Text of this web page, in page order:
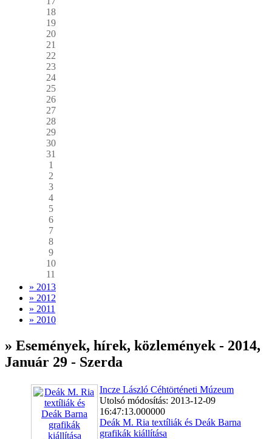
18
19
20
21
22
23
24
25
26
27
28
29
30
31
1
2
3
4
5
6
7
8
9
10
11
» 2013
» 2012
» 2011
» 2010
» Események, hírek, közlemények - 2014,
Január 29 - Szerda
Incze László Céhtörténeti Múzeum
Utolsó módosítás: 2013-12-09
16:47:13.000000
Deák M. Ria textíliák és Deák Barna
grafikák kiállítása